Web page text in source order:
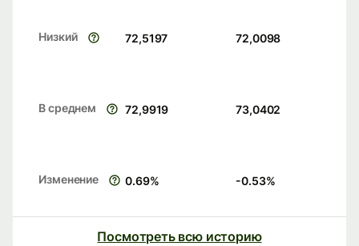
Низкий 72,5197 72,0098
В среднем 72,9919 73,0402
Изменение 0.69% -0.53%
Посмотреть всю историю